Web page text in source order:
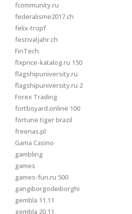
fcommunity.ru
federalisme2017.ch
felix-tropf
festivaljahr.ch
FinTech
fixprice-katalog.ru 150
flagshipuniversity.ru
flagshipuniversity.ru 2
Forex Trading
fortboyard.online 100
fortune tiger brazil
freenas.pl
Gama Casino
gambling
games
games-fun.ru 500
gangiborgodeiborghi
gembla 11.11
gembla 20.11